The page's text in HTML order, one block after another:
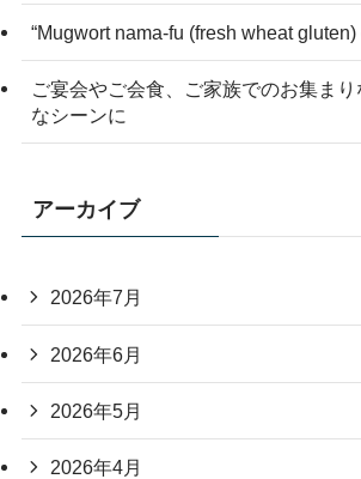
“Mugwort nama-fu (fresh wheat gluten)
ご宴会やご会食、ご家族でのお集まり
なシーンに
アーカイブ
2026年7月
2026年6月
2026年5月
2026年4月